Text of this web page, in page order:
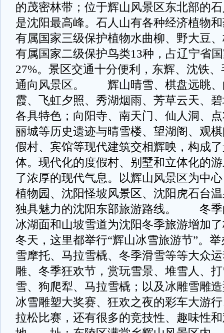
的茂密林带；位于辉山风景区东北部的
是沈阳最高峰。石人山有各种经济植物
有属国家三级保护植物水曲柳、野大豆
有属国家二级保护鸟类13种，占辽宁省
27%。景区交通十分便利，东辉、沈铁
通向风景区。 辉山晴雪、棋盘远眺、
霞、飞虹夕照、秀湖烟雨、芳草云天、
各具特色；向阳寺、南天门、仙人洞、
丽城等历史遗迹与晴雪楼、望湖阁、观
假村、宾馆等现代建筑交相辉映，构成
体。现代化的度假村、别墅和立体化的
了浓厚的现代气息。以辉山风景区为中
植物园、沈阳怪坡风景区、沈阳虎石台
独具魅力的沈阳东部旅游路线。 冬季
冰湖面和山坡雪道为沈阳冬季旅游增加
冬天，这里都举行“辉山冰雪旅游节”。
雪摩托、马拉雪橇、冬季滑雪等等大众
雕、冬季狂欢节，赏玩雪景、堆雪人、
雪、狗爬犁、马拉雪橇；以及冰雕雪雕
冰雪雕塑大奖赛、狂欢之夜的彩车大游
拉松比赛，还有很多的竞技性、趣味